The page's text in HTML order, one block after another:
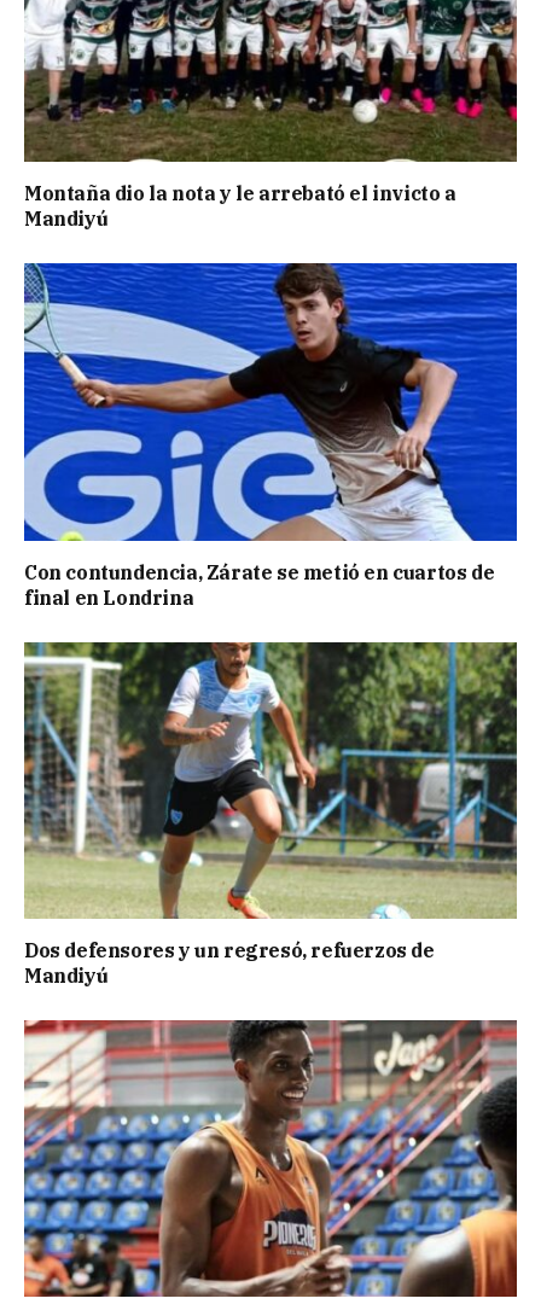
Montaña dio la nota y le arrebató el invicto a
Mandiyú
Con contundencia, Zárate se metió en cuartos de
final en Londrina
Dos defensores y un regresó, refuerzos de
Mandiyú